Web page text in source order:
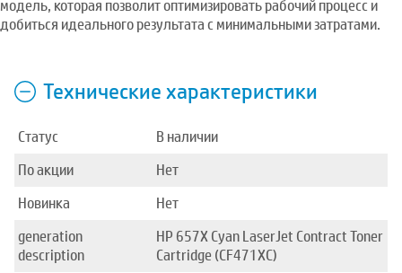
модель, которая позволит оптимизировать рабочий процесс и
добиться идеального результата с минимальными затратами.
Технические характеристики
Статус
В наличии
По акции
Нет
Новинка
Нет
generation
description
HP 657X Cyan LaserJet Contract Toner
Cartridge (CF471XC)